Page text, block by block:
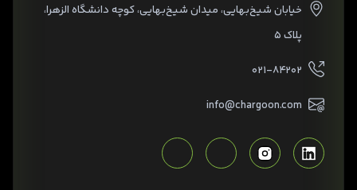
خیابان شیخ‌بهایی، میدان شیخ‌بهایی، کوچه دانشگاه الزهرا،
پلاک ۵
۰۲۱-۸۴۲۰۲
info@chargoon.com